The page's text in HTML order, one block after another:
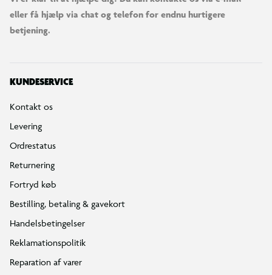
eller få hjælp via chat og telefon for endnu hurtigere
betjening.
KUNDESERVICE
Kontakt os
Levering
Ordrestatus
Returnering
Fortryd køb
Bestilling, betaling & gavekort
Handelsbetingelser
Reklamationspolitik
Reparation af varer